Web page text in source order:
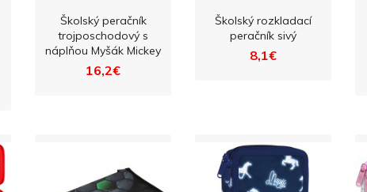
Školský peračník
trojposchodový s
náplňou Myšák Mickey
16,2€
Školský rozkladací
peračník sivý
8,1€